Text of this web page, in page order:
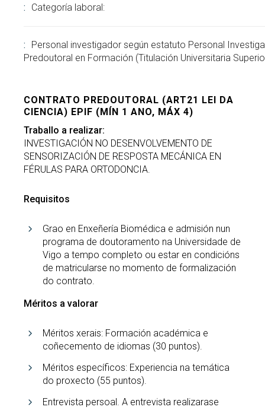
Categoría laboral:
Personal investigador según estatuto Personal
Predoutoral en Formación (Titulación Universitaria
CONTRATO PREDOUTORAL (ART21 LEI DA
CIENCIA) EPIF (MÍN 1 ANO, MÁX 4)
Traballo a realizar:
INVESTIGACIÓN NO DESENVOLVEMENTO DE
SENSORIZACIÓN DE RESPOSTA MECÁNICA EN
FÉRULAS PARA ORTODONCIA.
Requisitos
Grao en Enxeñería Biomédica e admisión nun
programa de doutoramento na Universidade de
Vigo a tempo completo ou estar en condicións
de matricularse no momento de formalización
do contrato.
Méritos a valorar
Méritos xerais: Formación académica e
coñecemento de idiomas (30 puntos).
Méritos específicos: Experiencia na temática
do proxecto (55 puntos).
Entrevista persoal. A entrevista realizarase